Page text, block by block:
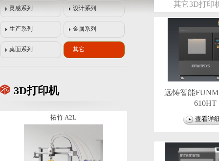
灵感系列 设计系列
生产系列 金属系列
桌面系列 其它
3D打印机
Bambu Lab H2D Pro
拓竹 A2L
其它3D打印
远铸智能
610HT
查看详